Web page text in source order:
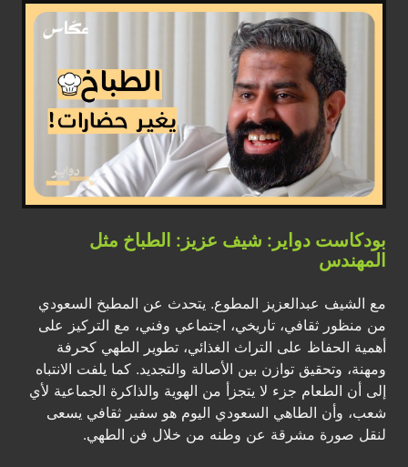
بودكاست دواير: شيف عزيز: الطباخ مثل
المهندس
مع الشيف عبدالعزيز المطوع. يتحدث عن المطبخ السعودي
من منظور ثقافي، تاريخي، اجتماعي وفني، مع التركيز على
أهمية الحفاظ على التراث الغذائي، تطوير الطهي كحرفة
ومهنة، وتحقيق توازن بين الأصالة والتجديد. كما يلفت الانتباه
إلى أن الطعام جزء لا يتجزأ من الهوية والذاكرة الجماعية لأي
شعب، وأن الطاهي السعودي اليوم هو سفير ثقافي يسعى
لنقل صورة مشرقة عن وطنه من خلال فن الطهي.